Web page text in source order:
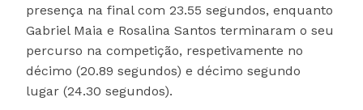
presença na final com 23.55 segundos, enquanto
Gabriel Maia e Rosalina Santos terminaram o seu
percurso na competição, respetivamente no
décimo (20.89 segundos) e décimo segundo
lugar (24.30 segundos).